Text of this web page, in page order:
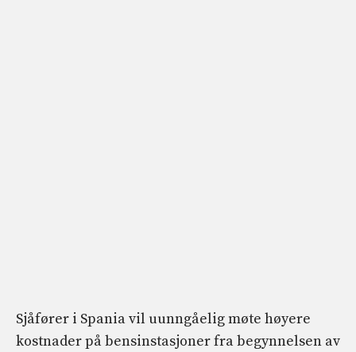
Sjåfører i Spania vil uunngåelig møte høyere
kostnader på bensinstasjoner fra begynnelsen av